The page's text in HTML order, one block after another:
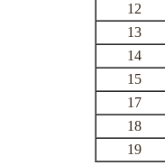
12
13
14
15
17
18
19